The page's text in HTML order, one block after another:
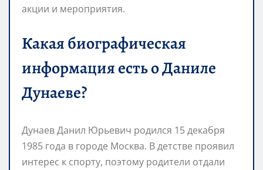
акции и мероприятия.
Какая биографическая
информация есть о Даниле
Дунаеве?
Дунаев Данил Юрьевич родился 15 декабря
1985 года в городе Москва. В детстве проявил
интерес к спорту, поэтому родители отдали